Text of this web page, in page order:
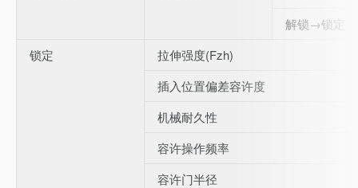
解锁→锁定
锁定
拉伸强度(Fzh)
插入位置偏差容许度
机械耐久性
容许操作频率
容许门半径